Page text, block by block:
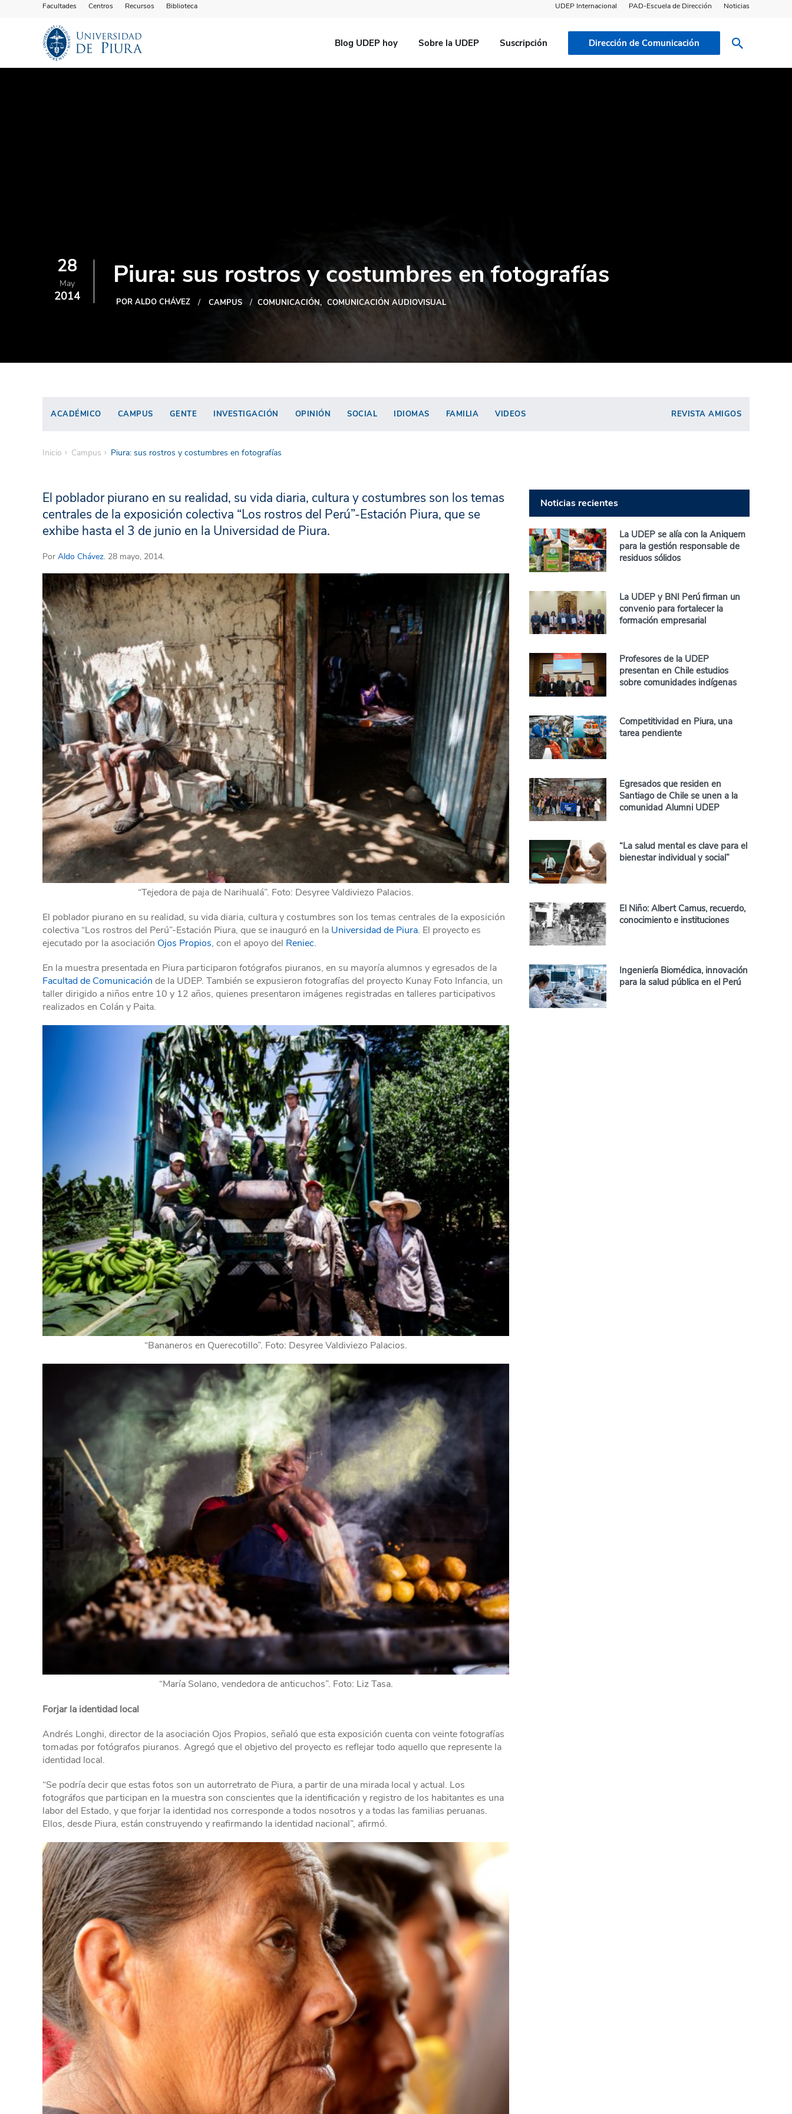
Facultades Centros Recursos Biblioteca UDEP Internacional PAD-Escuela de Dirección Noticias
Blog UDEP hoy Sobre la UDEP Suscripción Dirección de Comunicación
28
May
2014
Piura: sus rostros y costumbres en fotografías
POR ALDO CHÁVEZ CAMPUS COMUNICACIÓN COMUNICACIÓN AUDIOVISUAL
ACADÉMICO CAMPUS GENTE INVESTIGACIÓN OPINIÓN SOCIAL IDIOMAS FAMILIA VIDEOS REVISTA AMIGOS
Inicio Campus Piura: sus rostros y costumbres en fotografías
El poblador piurano en su realidad, su vida diaria, cultura y costumbres son los temas
centrales de la exposición colectiva “Los rostros del Perú”-Estación Piura, que se
exhibe hasta el 3 de junio en la Universidad de Piura.
Por Aldo Chávez. 28 mayo, 2014.
“Tejedora de paja de Narihualá”. Foto: Desyree Valdiviezo Palacios.
El poblador piurano en su realidad, su vida diaria, cultura y costumbres son los temas centrales de la exposición
colectiva “Los rostros del Perú”-Estación Piura, que se inauguró en la Universidad de Piura. El proyecto es
ejecutado por la asociación Ojos Propios, con el apoyo del Reniec.
En la muestra presentada en Piura participaron fotógrafos piuranos, en su mayoría alumnos y egresados de la
Facultad de Comunicación de la UDEP. También se expusieron fotografías del proyecto Kunay Foto Infancia, un
taller dirigido a niños entre 10 y 12 años, quienes presentaron imágenes registradas en talleres participativos
realizados en Colán y Paita.
“Bananeros en Querecotillo”. Foto: Desyree Valdiviezo Palacios.
“María Solano, vendedora de anticuchos”. Foto: Liz Tasa.
Forjar la identidad local
Andrés Longhi, director de la asociación Ojos Propios, señaló que esta exposición cuenta con veinte fotografías
tomadas por fotógrafos piuranos. Agregó que el objetivo del proyecto es reflejar todo aquello que represente la
identidad local.
“Se podría decir que estas fotos son un autorretrato de Piura, a partir de una mirada local y actual. Los
fotográfos que participan en la muestra son conscientes que la identificación y registro de los habitantes es una
labor del Estado, y que forjar la identidad nos corresponde a todos nosotros y a todas las familias peruanas.
Ellos, desde Piura, están construyendo y reafirmando la identidad nacional”, afirmó.
Noticias recientes
La UDEP se alía con la Aniquem
para la gestión responsable de
residuos sólidos
La UDEP y BNI Perú firman un
convenio para fortalecer la
formación empresarial
Profesores de la UDEP
presentan en Chile estudios
sobre comunidades indígenas
Competitividad en Piura, una
tarea pendiente
Egresados que residen en
Santiago de Chile se unen a la
comunidad Alumni UDEP
“La salud mental es clave para el
bienestar individual y social”
El Niño: Albert Camus, recuerdo,
conocimiento e instituciones
Ingeniería Biomédica, innovación
para la salud pública en el Perú